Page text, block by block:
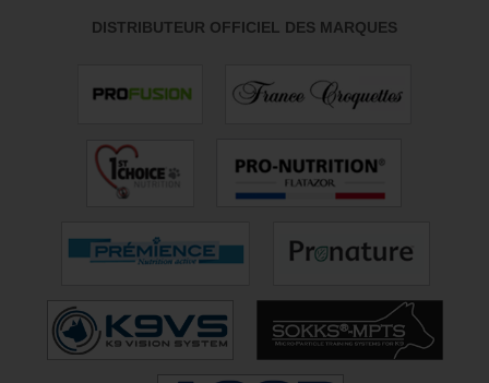
DISTRIBUTEUR OFFICIEL DES MARQUES